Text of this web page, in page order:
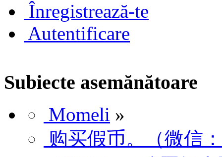
Înregistrează-te
Autentificare
Subiecte asemănătoare
Momeli »
购买假币。（微信